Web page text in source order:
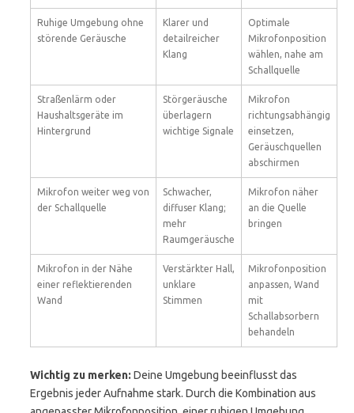
Ruhige Umgebung ohne
störende Geräusche
Klarer und
detailreicher
Klang
Optimale
Mikrofonposition
wählen, nahe am
Schallquelle
Straßenlärm oder
Haushaltsgeräte im
Hintergrund
Störgeräusche
überlagern
wichtige Signale
Mikrofon
richtungsabhängig
einsetzen,
Geräuschquellen
abschirmen
Mikrofon weiter weg von
der Schallquelle
Schwacher,
diffuser Klang;
mehr
Raumgeräusche
Mikrofon näher
an die Quelle
bringen
Mikrofon in der Nähe
einer reflektierenden
Wand
Verstärkter Hall,
unklare
Stimmen
Mikrofonposition
anpassen, Wand
mit
Schallabsorbern
behandeln
Wichtig zu merken: Deine Umgebung beeinflusst das
Ergebnis jeder Aufnahme stark. Durch die Kombination aus